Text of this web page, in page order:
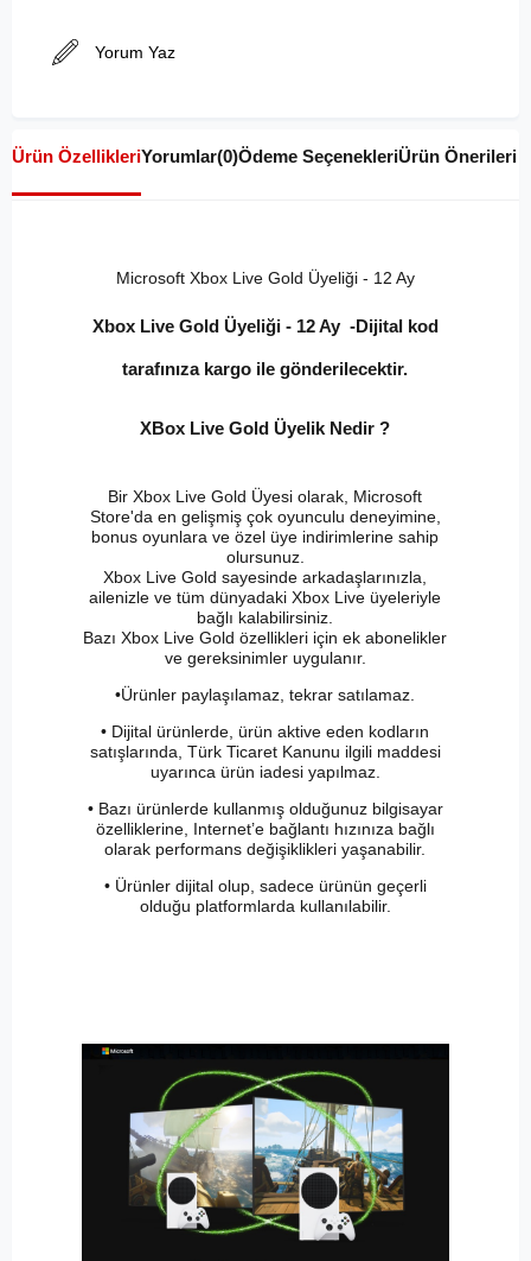
Yorum Yaz
Ürün ÖzellikleriYorumlar(0)Ödeme SeçenekleriÜrün Önerileri
Microsoft Xbox Live Gold Üyeliği - 12 Ay
Xbox Live Gold Üyeliği - 12 Ay -Dijital kod
tarafınıza kargo ile gönderilecektir.
XBox Live Gold Üyelik Nedir ?
Bir Xbox Live Gold Üyesi olarak, Microsoft
Store'da en gelişmiş çok oyunculu deneyimine,
bonus oyunlara ve özel üye indirimlerine sahip
olursunuz.
Xbox Live Gold sayesinde arkadaşlarınızla,
ailenizle ve tüm dünyadaki Xbox Live üyeleriyle
bağlı kalabilirsiniz.
Bazı Xbox Live Gold özellikleri için ek abonelikler
ve gereksinimler uygulanır.
•Ürünler paylaşılamaz, tekrar satılamaz.
• Dijital ürünlerde, ürün aktive eden kodların
satışlarında, Türk Ticaret Kanunu ilgili maddesi
uyarınca ürün iadesi yapılmaz.
• Bazı ürünlerde kullanmış olduğunuz bilgisayar
özelliklerine, Internet’e bağlantı hızınıza bağlı
olarak performans değişiklikleri yaşanabilir.
• Ürünler dijital olup, sadece ürünün geçerli
olduğu platformlarda kullanılabilir.